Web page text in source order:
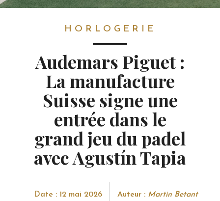
HORLOGERIE
Audemars Piguet :
La manufacture
Suisse signe une
entrée dans le
grand jeu du padel
avec Agustín Tapia
Date : 12 mai 2026 Auteur : Martin Betant